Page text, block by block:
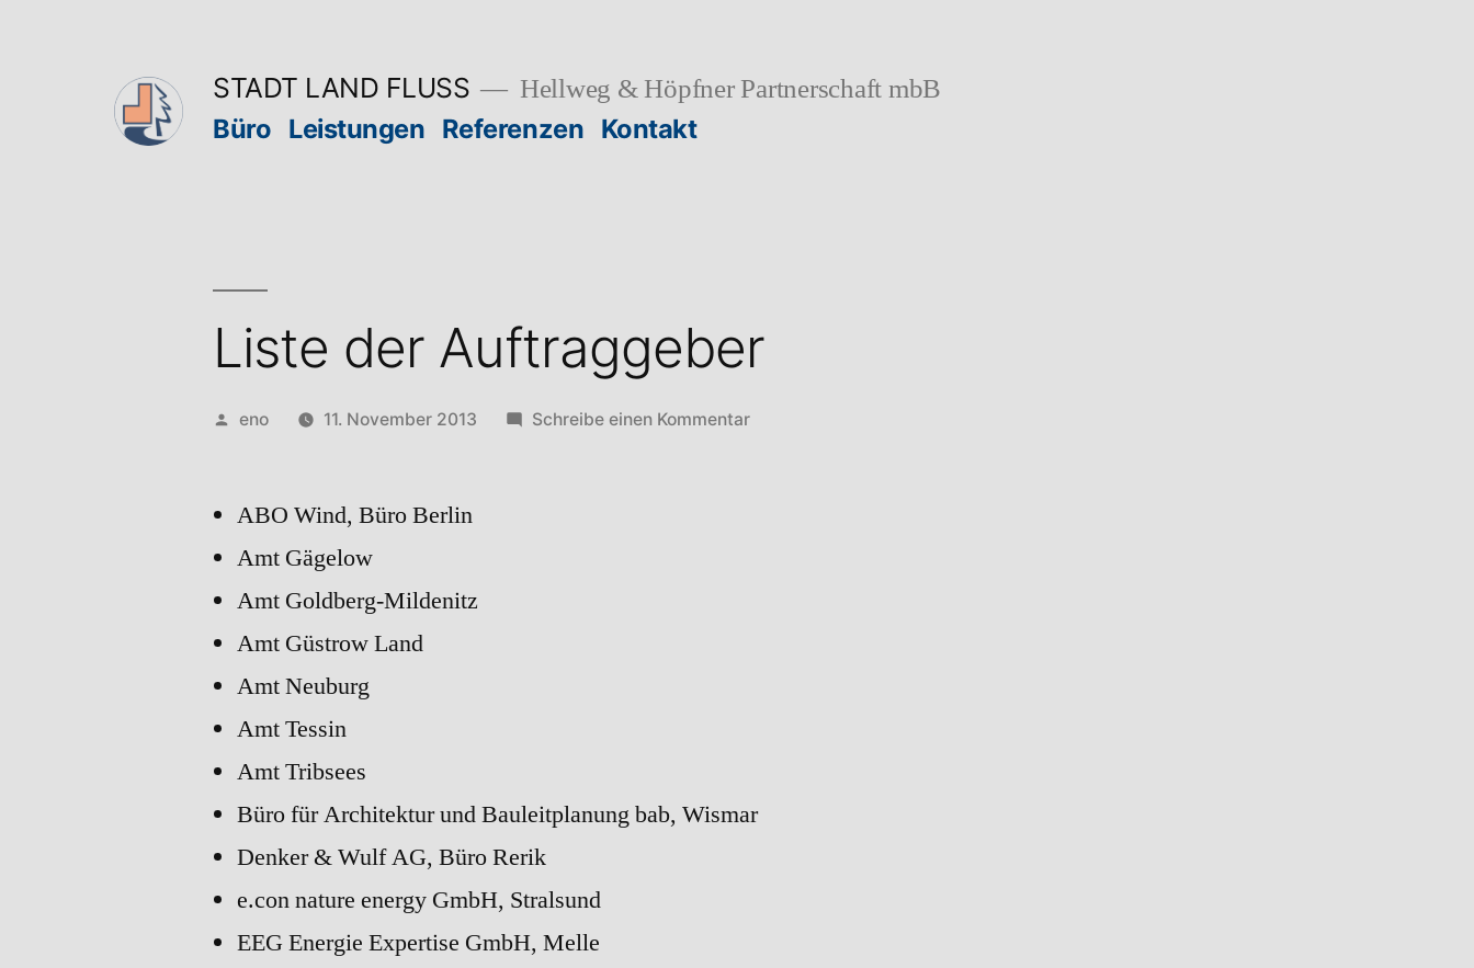
STADT LAND FLUSS Hellweg & Höpfner Partnerschaft mbB
Büro Leistungen Referenzen Kontakt
Liste der Auftraggeber
Veröffentlicht
eno 11. November 2013 Schreibe einen Kommentarzu
ABO Wind, Büro Berlin
Amt Gägelow
Amt Goldberg-Mildenitz
Amt Güstrow Land
Amt Neuburg
Amt Tessin
Amt Tribsees
Büro für Architektur und Bauleitplanung bab, Wismar
Denker & Wulf AG, Büro Rerik
e.con nature energy GmbH, Stralsund
EEG Energie Expertise GmbH, Melle